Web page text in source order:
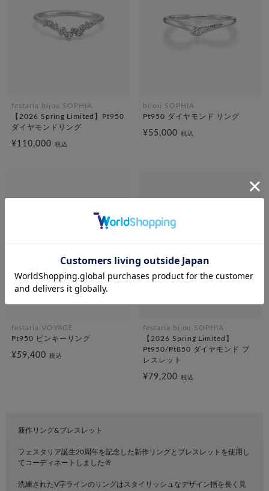
festaria bijou SOPHIA
【2026 Spring Limited】Pt950
ダイヤモンドリング
¥110,000 税込
bijou SOPHIA
Pt950 ダイヤモンド リング
¥55,000 税込
festaria VOYAGE
Pt950 ピンキーリング
¥59,400 税込
festaria bijou SOPHIA
【2026 Spring Limited】
Pt950/Pt850 ダイヤモンド ブ
レスレット
¥79,200 税込
新作リング&ブレスレット
フェスタリア誕生20周年を記念した新作リングとブレスレットを使用し
てコーディネートしました🥂
洗練されたV字ラインのリングはスタイリッシュなデザイン指を長く見